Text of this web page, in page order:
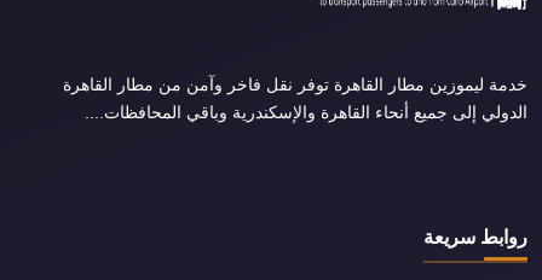
خدمة ليموزين مطار القاهرة توفر نقل فاخر وآمن من مطار القاهرة
الدولي إلى جميع أنحاء القاهرة والإسكندرية وباقي المحافظات....
روابط سريعة